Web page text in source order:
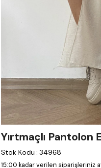
Yırtmaçlı Pantolon
Stok Kodu : 34968
15:00 kadar verilen siparişleriniz